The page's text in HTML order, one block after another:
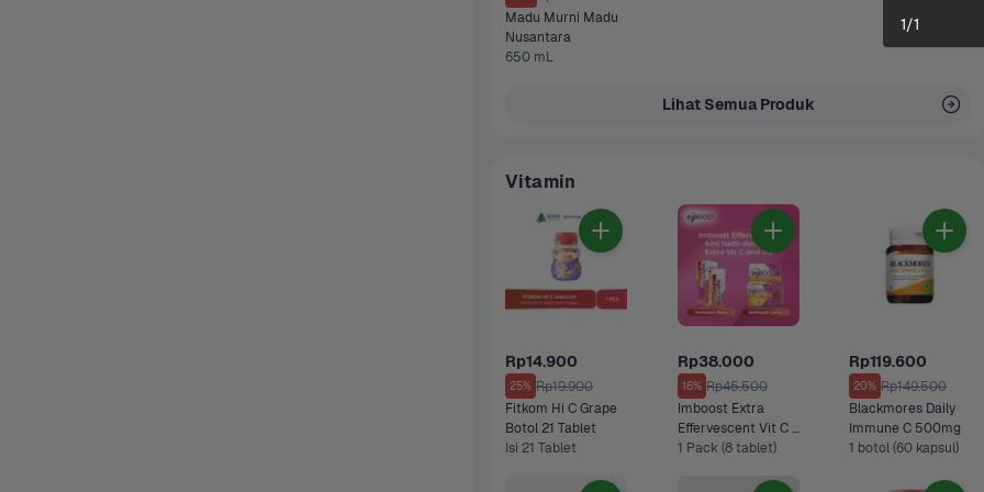
Madu Murni Madu
Nusantara
650 mL
Lihat Semua Produk
Vitamin
Rp14.900
25% Rp19.900
Fitkom Hi C Grape
Isi 21 Tablet
Rp38.000
16% Rp45.500
Imboost Extra
Effervescent Vit C &
D3 Rasa Jeruk
1 Pack (8 tablet)
Rp119.600
20% Rp149.500
Blackmores Daily
1 botol (60 kapsul)
1/1